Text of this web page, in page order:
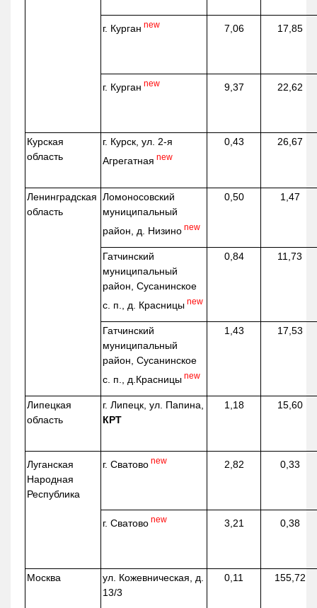
г. Курган new 7,06 17,85
г. Курган new 9,37 22,62
Курская
область
г. Курск, ул. 2-я
Агрегатная new
0,43 26,67
Ленинградская
область
Ломоносовский
муниципальный
район, д. Низино new
0,50 1,47
Гатчинский
муниципальный
район, Сусанинское
с. п., д. Красницы new
0,84 11,73
Гатчинский
муниципальный
район, Сусанинское
с. п., д.Красницы new
1,43 17,53
Липецкая
область
г. Липецк, ул. Папина,
КРТ
1,18 15,60
Луганская
Народная
Республика
г. Сватово new 2,82 0,33
г. Сватово new 3,21 0,38
Москва ул. Кожевническая , д.
13/3
0,11 155,72